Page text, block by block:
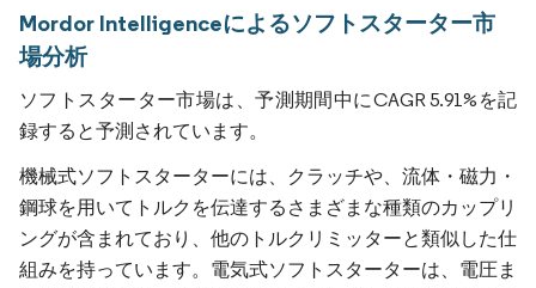
Mordor Intelligenceによるソフトスターター市
場分析
ソフトスターター市場は、予測期間中にCAGR 5.91%を記
録すると予測されています。
機械式ソフトスターターには、クラッチや、流体・磁力・
鋼球を用いてトルクを伝達するさまざまな種類のカップリ
ングが含まれており、他のトルクリミッターと類似した仕
組みを持っています。電気式ソフトスターターは、電圧ま